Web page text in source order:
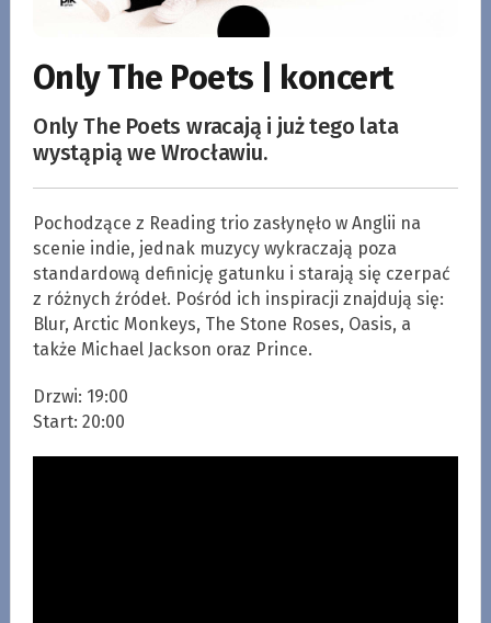
Only The Poets | koncert
Only The Poets wracają i już tego lata
wystąpią we Wrocławiu.
Pochodzące z Reading trio zasłynęło w Anglii na
scenie indie, jednak muzycy wykraczają poza
standardową definicję gatunku i starają się czerpać
z różnych źródeł. Pośród ich inspiracji znajdują się:
Blur, Arctic Monkeys, The Stone Roses, Oasis, a
także Michael Jackson oraz Prince.
Drzwi: 19:00
Start: 20:00